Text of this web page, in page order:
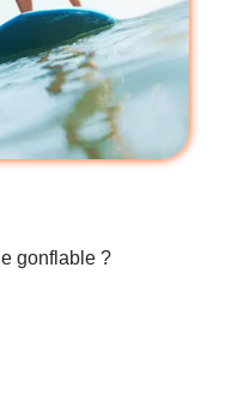
gonflable ?